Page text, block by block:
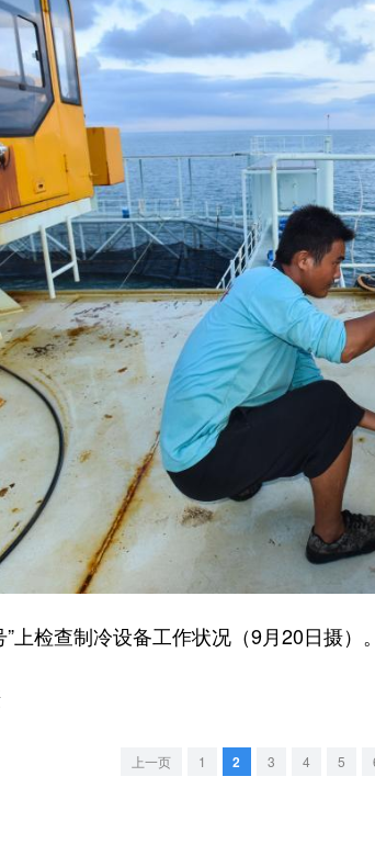
检查制冷设备工作状况（9月20日摄）。
上一页 1 2 3 4 5